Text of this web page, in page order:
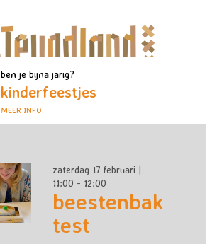
ben je bijna jarig?
kinderfeestjes
MEER INFO
zaterdag 17 februari |
11:00 - 12:00
beestenbak
test